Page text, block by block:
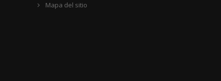
Mapa del sitio